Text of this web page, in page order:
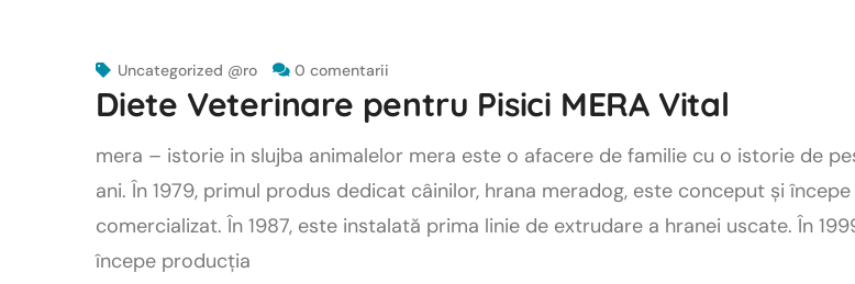
Uncategorized @ro 0 comentarii
Diete Veterinare pentru Pisici MERA Vital
mera – istorie in slujba animalelor mera este o afacere de familie cu o istorie de
ani. În 1979, primul produs dedicat câinilor, hrana meradog, este conceput și
comercializat. În 1987, este instalată prima linie de extrudare a hranei uscate. În
începe producția